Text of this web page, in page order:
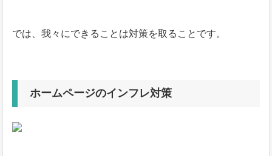
では、我々にできることは対策を取ることです。
ホームページのインフレ対策